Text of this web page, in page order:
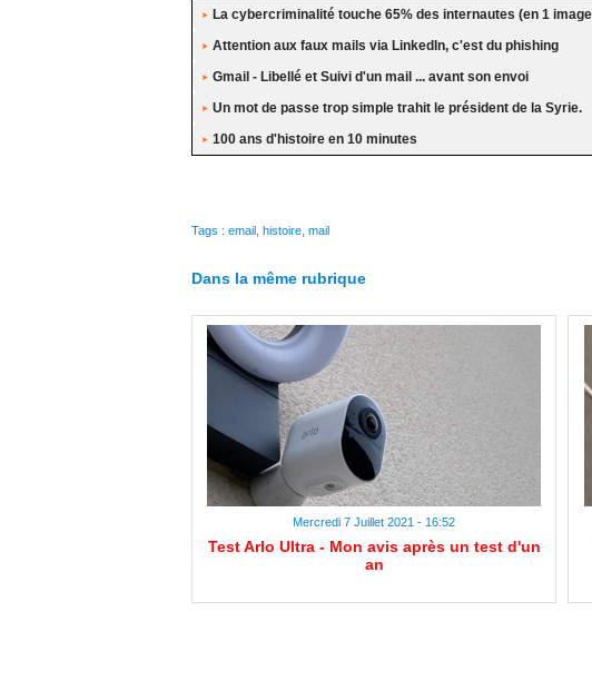
La cybercriminalité touche 65% des internautes (en 1
Attention aux faux mails via LinkedIn, c'est du phishing
Gmail - Libellé et Suivi d'un mail ... avant son envoi
Un mot de passe trop simple trahit le président de la Syrie.
100 ans d'histoire en 10 minutes
Tags : email histoire mail
Dans la même rubrique
Mercredi 7 Juillet 2021 - 16:52
Test Arlo Ultra - Mon avis après un test d'un
an